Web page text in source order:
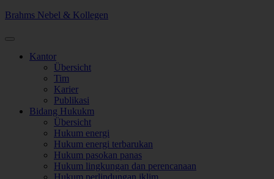
Brahms Nebel & Kollegen
Kantor
Übersicht
Tim
Karier
Publikasi
Bidang Hukukm
Übersicht
Hukum energi
Hukum energi terbarukan
Hukum pasokan panas
Hukum lingkungan dan perencanaan
Hukum perlindungan iklim